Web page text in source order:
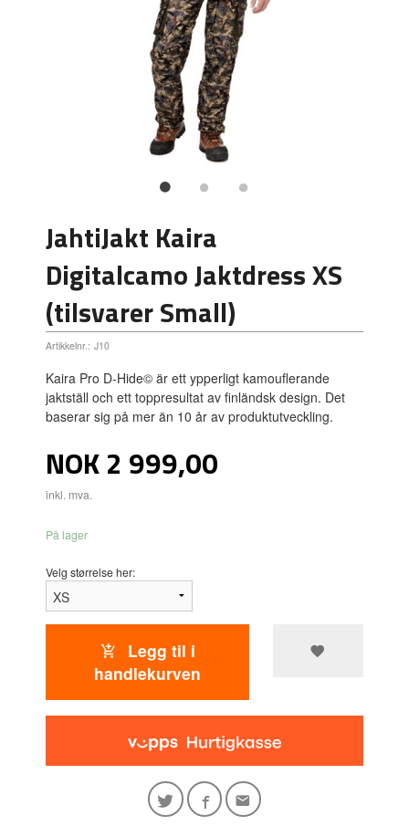
JahtiJakt Kaira
Digitalcamo Jaktdress XS
(tilsvarer Small)
Artikkelnr.: J10
Kaira Pro D-Hide© är ett ypperligt kamouflerande
jaktställ och ett toppresultat av finländsk design. Det
baserar sig på mer än 10 år av produktutveckling.
Pris
NOK2 999,00
inkl. mva.
På lager
Velg størrelse her:
Legg til i
handlekurven